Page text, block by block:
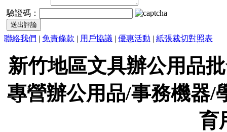
驗證碼：
聯絡我們 | 免責條款 | 用戶協議 | 優惠活動 | 紙張裁切對照表
新竹地區文具辦公用品
專營辦公用品/事務機器/
育